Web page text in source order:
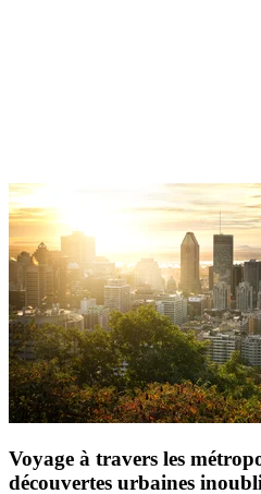
Voyage à travers les
découvertes urbaines